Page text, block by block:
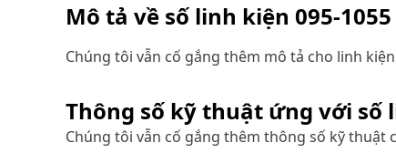
Mô tả về số linh kiện 095-1055
Chúng tôi vẫn cố gắng thêm mô tả cho linh kiện
Thông số kỹ thuật ứng với số
Chúng tôi vẫn cố gắng thêm thông số kỹ thuật